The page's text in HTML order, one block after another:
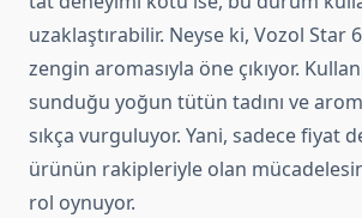
uzaklaştırabilir. Neyse ki, Vozol Star
zengin aromasıyla öne çıkıyor.
sunduğu yoğun tütün tadını ve
sıkça vurguluyor. Yani, sadece fiyat
ürünün rakipleriyle olan
rol oynuyor.